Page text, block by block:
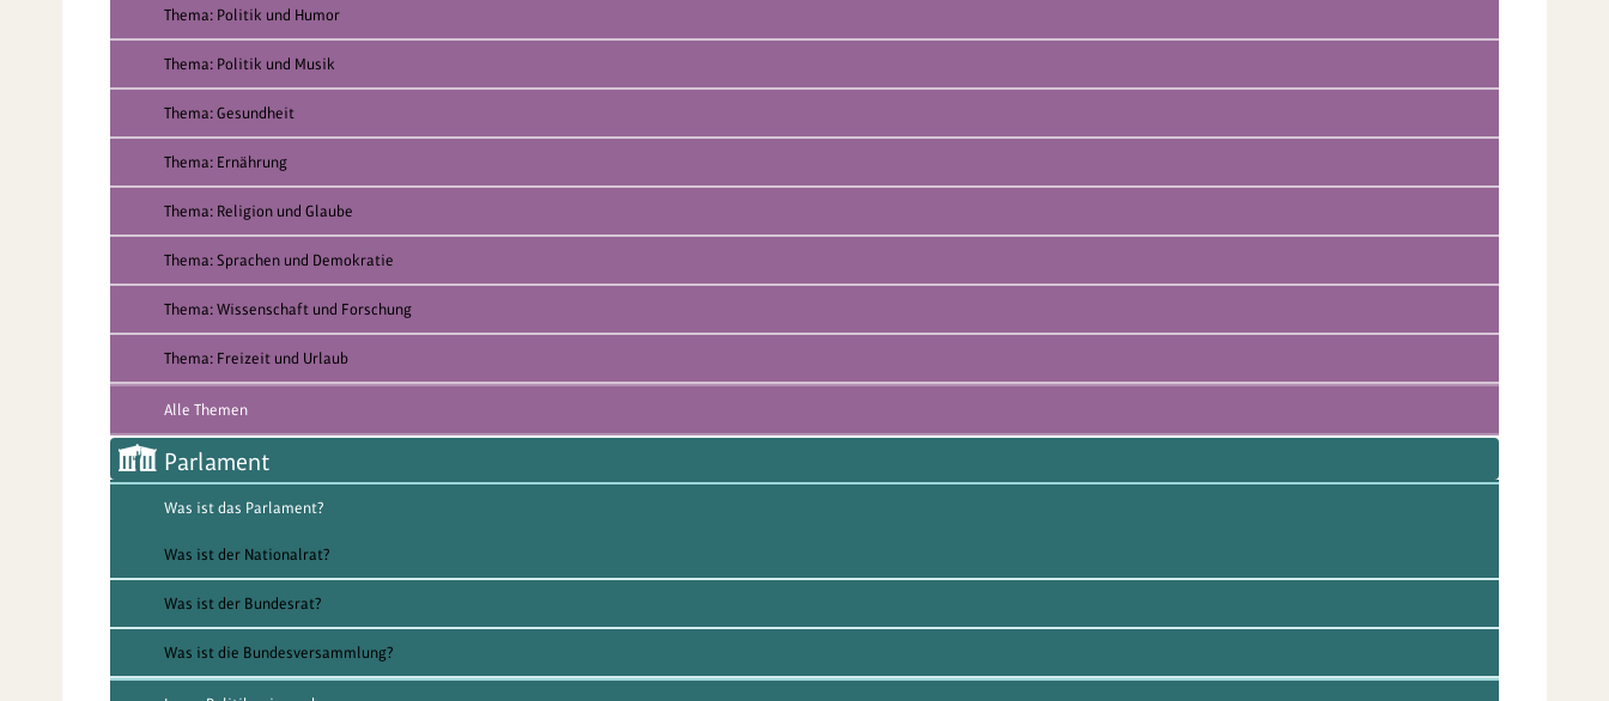
Thema: Politik und Humor
Thema: Politik und Musik
Thema: Gesundheit
Thema: Ernährung
Thema: Religion und Glaube
Thema: Sprachen und Demokratie
Thema: Wissenschaft und Forschung
Thema: Freizeit und Urlaub
Alle Themen
Parlament
Was ist das Parlament?
Was ist der Nationalrat?
Was ist der Bundesrat?
Was ist die Bundesversammlung?